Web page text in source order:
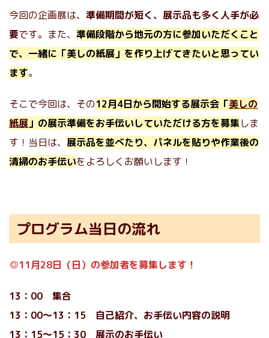
今回の企画展は、 準備期間が短く、展示品も多く人手が必
要です。また、 準備段階から地元の方に参加いただくこと
で、一緒に「美しの紙展」を作り上げてきたいと思ってい
ます。
そこで今回は、その12月4日から開始する展示会「美しの
紙展 」の展示準備をお手伝いしていただける方を募集しま
す！当日は、 展示品を並べたり、パネルを貼りや作業後の
清掃のお手伝いをよろしくお願いします！
プログラム当日の流れ
◎11月28日（日）の参加者を募集します！
13：00
集合
13：00〜13：15 自己紹介、お手伝い内容の説明
13：15～15：30 展示のお手伝い